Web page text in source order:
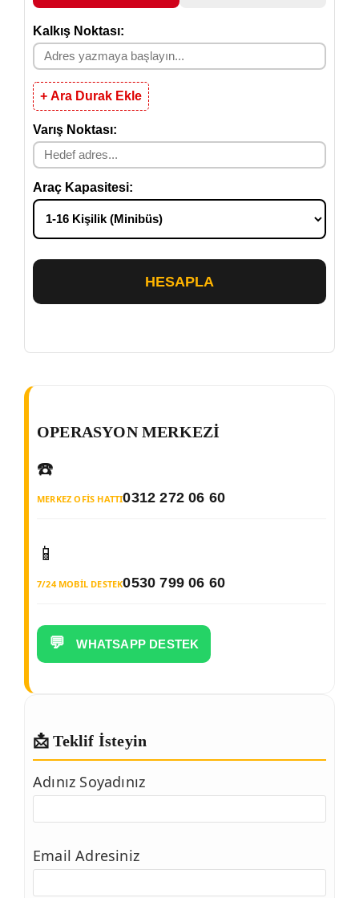
Kalkış Noktası:
+ Ara Durak Ekle
Varış Noktası:
Araç Kapasitesi:
HESAPLA
OPERASYON MERKEZI
☎️
MERKEZ OFIS HATTI0312 272 06 60
📱
7/24 MOBIL DESTEK0530 799 06 60
💬 WHATSAPP DESTEK
📩 Teklif İsteyin
Adınız Soyadınız
Email Adresiniz